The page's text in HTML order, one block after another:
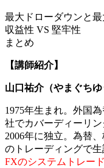
最大ドローダウンと
収益性 VS 堅牢性
まとめ
【講師紹介】
山口祐介（やまぐちゆ
1975年生まれ。外国
社でカバーディーリン
2006年に独立。為替
のトレーディングで生
FXのシステムトレー